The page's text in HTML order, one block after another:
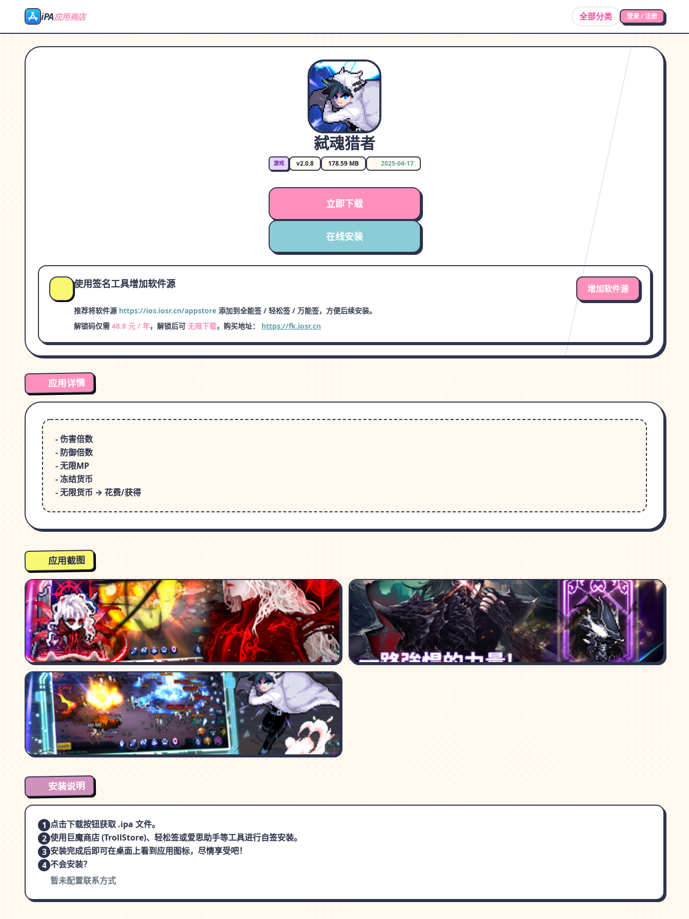
iPA应用商店 全部分类 登录 / 注册
弑魂猎者
游戏 v2.0.8 178.59 MB 2025-04-17
立即下载
在线安装
使用签名工具增加软件源 增加软件源
推荐将软件源 https://ios.iosr.cn/appstore 添加到全能签 / 轻松签 / 万能签，方便后续安装。
解锁码仅需 48.8 元 / 年，解锁后可 无限下载，购买地址： https://fk.iosr.cn
应用详情
- 伤害倍数
- 防御倍数
- 无限MP
- 冻结货币
- 无限货币 → 花费/获得
应用截图
安装说明
1 点击下载按钮获取 .ipa 文件。
2 使用巨魔商店 (TrollStore)、轻松签或爱思助手等工具进行自签安装。
3 安装完成后即可在桌面上看到应用图标，尽情享受吧！
4 不会安装？
暂未配置联系方式